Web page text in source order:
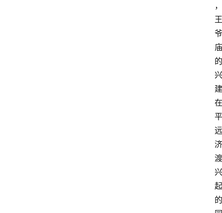
，
王
爷
庙
的
兴
建
在
平
远
济
渡
兴
起
的